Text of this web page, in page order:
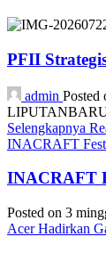
PFII
admin Posted
Selengkapnya
INACRAFT
INACRAFT
Posted on 3
Acer Hadirkan